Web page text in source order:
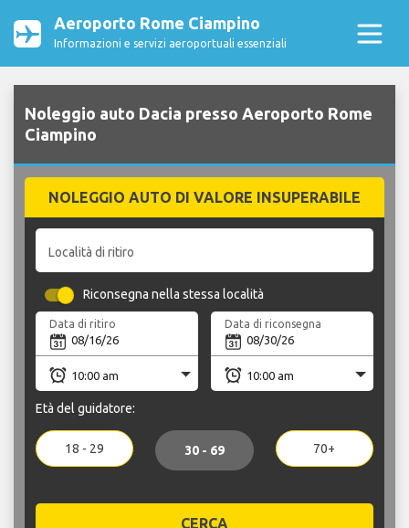
Aeroporto Rome Ciampino
Informazioni e servizi aeroportuali essenziali
Noleggio auto Dacia presso Aeroporto Rome
Ciampino
NOLEGGIO AUTO DI VALORE INSUPERABILE
Località di ritiro
Riconsegna nella stessa località
Data di ritiro Data di riconsegna
Età del guidatore:
18 - 29 30 - 69 70+
CERCA